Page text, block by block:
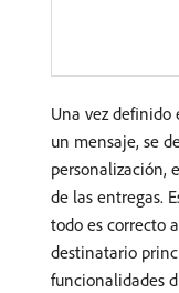
Una vez
un mensaje, se
personalización,
de las entregas.
todo es correcto
destinatario
funcionalidades